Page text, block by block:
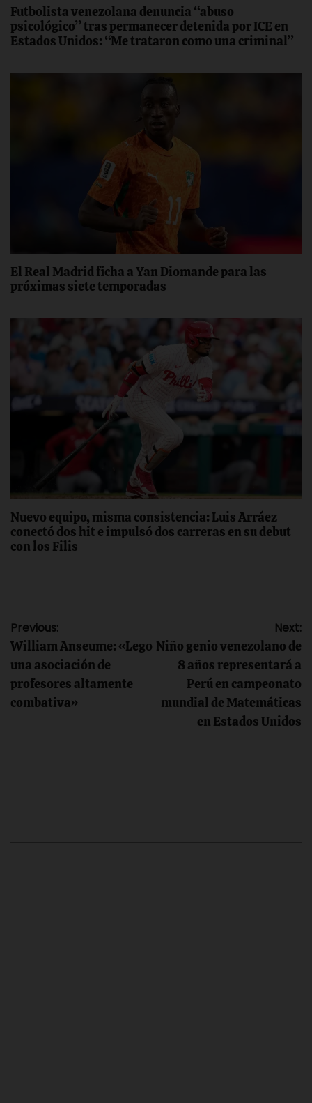
Futbolista venezolana denuncia “abuso
psicológico” tras permanecer detenida por ICE en
Estados Unidos: “Me trataron como una criminal”
El Real Madrid ficha a Yan Diomande para las
próximas siete temporadas
Nuevo equipo, misma consistencia: Luis Arráez
conectó dos hit e impulsó dos carreras en su debut
con los Filis
Navegación
de
entradas
Previous:
William Anseume: «Lego
una asociación de
profesores altamente
combativa»
Next:
Niño genio venezolano de
8 años representará a
Perú en campeonato
mundial de Matemáticas
en Estados Unidos